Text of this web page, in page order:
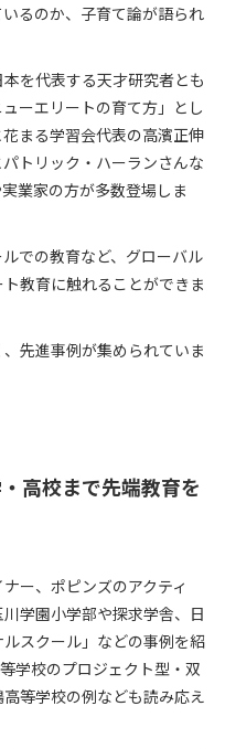
るのか、子育て論が語られ
を代表する天才研究者とも
ーエリートの育て方」とし
まる学習会代表の高濱正伸
トリック・ハーランさんな
業家の方が多数登場しま
での教育など、グローバル
教育に触れることができま
先進事例が集められていま
高校まで先端教育を
ー、ポピンズのアクティ
学園小学部や探求学舎、日
スクール」などの事例を紹
学校のプロジェクト型・双
等学校の例なども読み応え